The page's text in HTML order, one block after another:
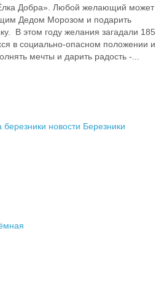
Добра». Любой желающий может
Дедом Морозом и подарить
В этом году желания загадали 185
в социально-опасном положении и
мечты и дарить радость -...
березники новости Березники